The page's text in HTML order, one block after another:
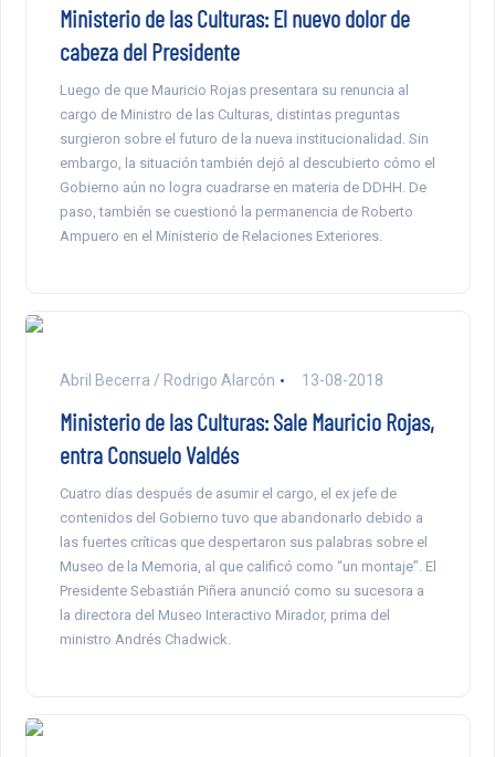
Ministerio de las Culturas: El nuevo dolor de
cabeza del Presidente
Luego de que Mauricio Rojas presentara su renuncia al
cargo de Ministro de las Culturas, distintas preguntas
surgieron sobre el futuro de la nueva institucionalidad. Sin
embargo, la situación también dejó al descubierto cómo el
Gobierno aún no logra cuadrarse en materia de DDHH. De
paso, también se cuestionó la permanencia de Roberto
Ampuero en el Ministerio de Relaciones Exteriores.
Abril Becerra / Rodrigo Alarcón 13-08-2018
Ministerio de las Culturas: Sale Mauricio Rojas,
entra Consuelo Valdés
Cuatro días después de asumir el cargo, el ex jefe de
contenidos del Gobierno tuvo que abandonarlo debido a
las fuertes críticas que despertaron sus palabras sobre el
Museo de la Memoria, al que calificó como “un montaje”. El
Presidente Sebastián Piñera anunció como su sucesora a
la directora del Museo Interactivo Mirador, prima del
ministro Andrés Chadwick.